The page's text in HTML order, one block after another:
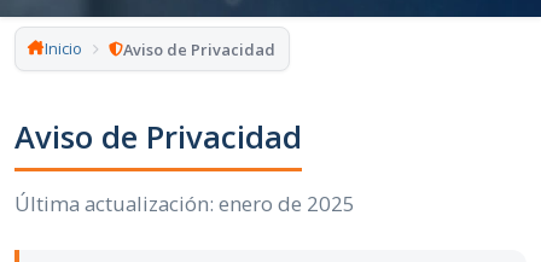
Inicio Aviso de Privacidad
Aviso de Privacidad
Última actualización: enero de 2025